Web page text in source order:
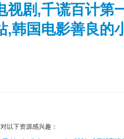
视剧,千谎百计
,韩国电影善良的
以下资源感兴趣：